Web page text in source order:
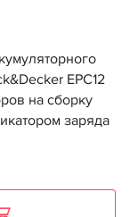
EPC12
на сборку
заряда